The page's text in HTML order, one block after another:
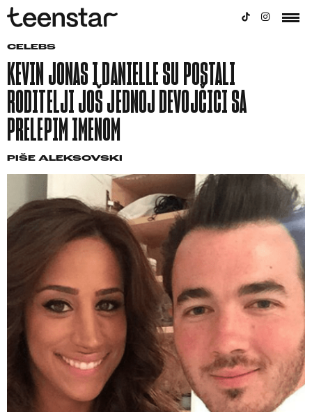
CELEBS
KEVIN JONAS I DANIELLE SU POSTALI
RODITELJI JOŠ JEDNOJ DEVOJČICI SA
PRELEPIM IMENOM
PIŠE ALEKSOVSKI